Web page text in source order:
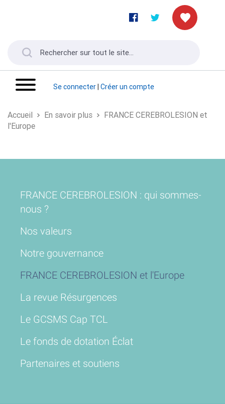
Se connecter| Créer un compte
Accueil En savoir plus
FRANCE CEREBROLESION et
l'Europe
FRANCE CEREBROLESION : qui sommes-
nous ?
Nos valeurs
Notre gouvernance
FRANCE CEREBROLESION et l'Europe
La revue Résurgences
Le GCSMS Cap TCL
Le fonds de dotation Éclat
Partenaires et soutiens